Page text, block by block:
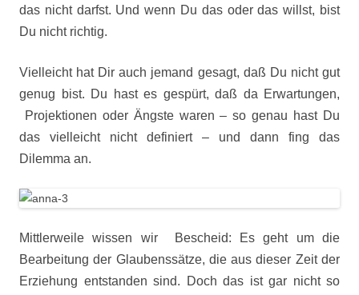
das nicht darfst. Und wenn Du das oder das willst, bist
Du nicht richtig.
Vielleicht hat Dir auch jemand gesagt, daß Du nicht gut
genug bist. Du hast es gespürt, daß da Erwartungen,
Projektionen oder Ängste waren – so genau hast Du
das vielleicht nicht definiert – und dann fing das
Dilemma an.
Mittlerweile wissen wir Bescheid: Es geht um die
Bearbeitung der Glaubenssätze, die aus dieser Zeit der
Erziehung entstanden sind. Doch das ist gar nicht so